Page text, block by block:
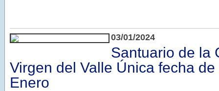
03/01/2024
Santuario de la
Virgen del Valle Única fecha
Enero